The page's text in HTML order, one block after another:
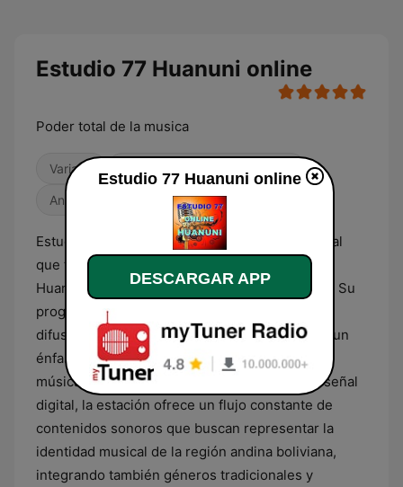
Estudio 77 Huanuni online
Poder total de la musica
Variado
Antiguas
Estudio 77 Huanuni online es una emisora radial
que transmite desde el municipio minero de
Huanuni, en el departamento de Oruro, Bolivia. Su
programación se centra primordialmente en la
difusión de géneros musicales populares, con un
énfasis marcado en ritmos tropicales, cumbia y
música latina contemporánea. A través de su señal
digital, la estación ofrece un flujo constante de
contenidos sonoros que buscan representar la
identidad musical de la región andina boliviana,
integrando también géneros tradicionales y
Estudio 77 Huanuni online
DESCARGAR APP